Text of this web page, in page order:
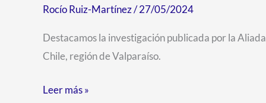
Rocío Ruiz-Martínez/27/05/2024
Destacamos la investigación publicada por la
Chile, región de Valparaíso.
Leer más »